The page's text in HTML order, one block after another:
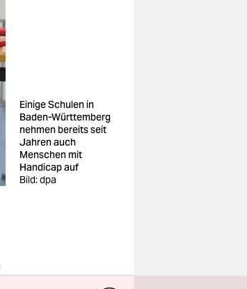
Einige Schulen in
Baden-Württemberg
nehmen bereits seit
Jahren auch
Menschen mit
Handicap auf
Bild: dpa